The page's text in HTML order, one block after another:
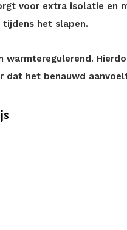
voor extra isolatie en
het slapen.
warmteregulerend.
dat het benauwd